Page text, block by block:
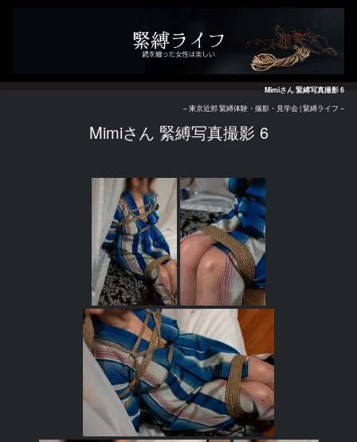
Mimiさん 緊縛写真撮影 6
– 東京近郊 緊縛体験・撮影・見学会 | 緊縛ライフ –
Mimiさん 緊縛写真撮影 6